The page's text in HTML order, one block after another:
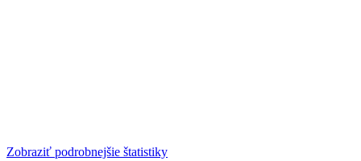
Zobraziť podrobnejšie štatistiky